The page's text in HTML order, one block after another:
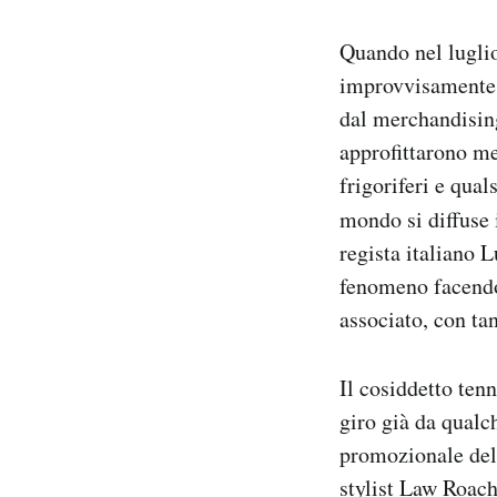
Quando nel
dal
approfittarono
frigoriferi e
mondo si
regista italiano
fenomeno
associato, con
Il cosiddetto
giro già da
promozionale
stylist Law